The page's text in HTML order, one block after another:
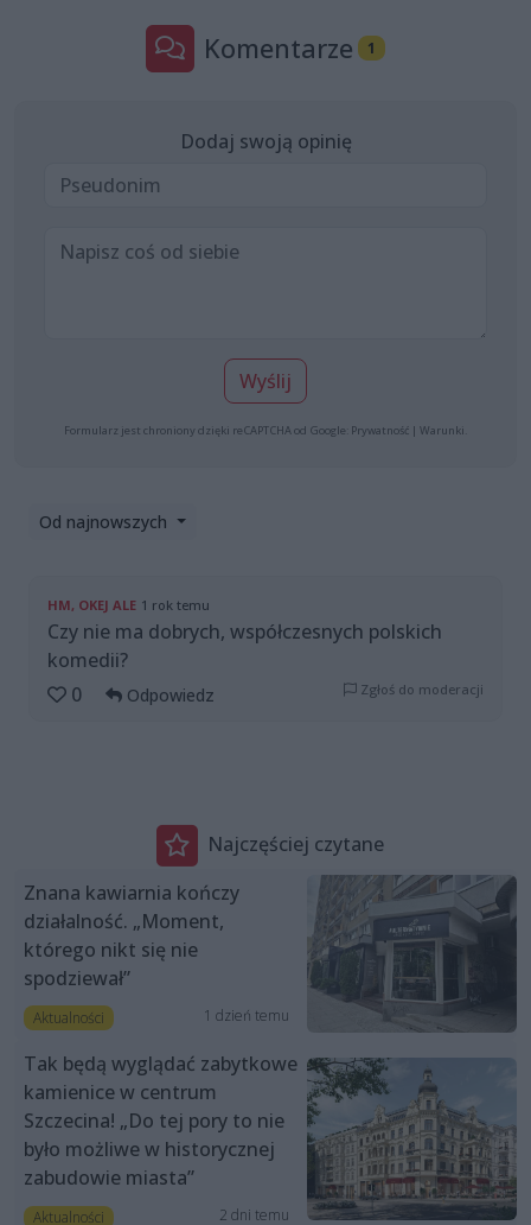
Komentarze 1
Dodaj swoją opinię
Wyślij
Formularz jest chroniony dzięki reCAPTCHA od Google: Prywatność | Warunki
Od najnowszych
HM, OKEJ ALE 1 rok temu
Czy nie ma dobrych, współczesnych polskich
komedii?
0
Odpowiedz Zgłoś do moderacji
Najczęściej czytane
Znana kawiarnia kończy
działalność. „Moment,
którego nikt się nie
spodziewał”
Aktualności 1 dzień temu
Tak będą wyglądać zabytkowe
kamienice w centrum
Szczecina! „Do tej pory to nie
było możliwe w historycznej
zabudowie miasta”
Aktualności 2 dni temu